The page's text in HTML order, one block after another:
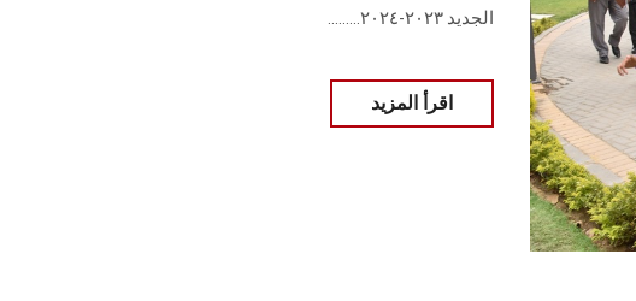
الجديد ٢٠٢٣-٢٠٢٤.........
اقرأ المزيد